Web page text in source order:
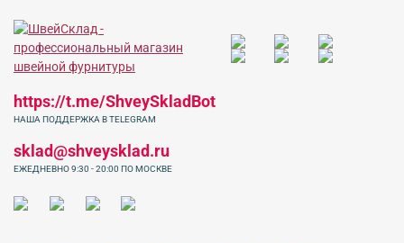
https://t.me/ShveySkladBot
НАША ПОДДЕРЖКА В TELEGRAM
sklad@shveysklad.ru
ЕЖЕДНЕВНО 9:30 - 20:00 ПО МОСКВЕ